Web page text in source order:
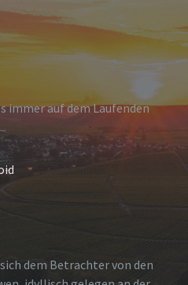
immer auf dem Laufenden
dem Betrachter von den